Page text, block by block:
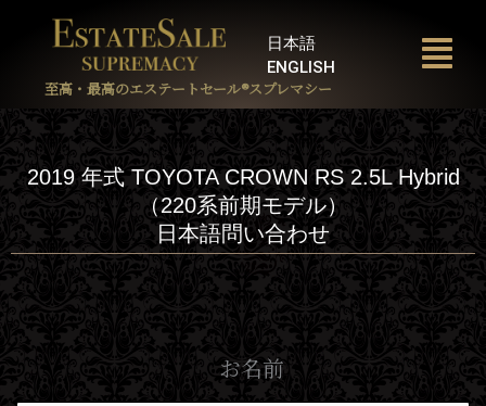
日本語
ENGLISH
至高・最高のエステートセール®︎スプレマシー
2019 年式 TOYOTA CROWN RS 2.5L Hybrid
（220系前期モデル）
日本語問い合わせ
お名前